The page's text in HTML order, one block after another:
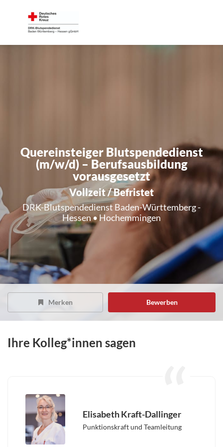
Quereinsteiger Blutspendedienst
(m/w/d) – Berufsausbildung
vorausgesetzt
Vollzeit / Befristet
DRK-Blutspendedienst Baden-Württemberg -
Hessen • Hochemmingen
Merken Bewerben
Ihre Kolleg*innen sagen
Elisabeth Kraft-Dallinger
Punktionskraft und Teamleitung